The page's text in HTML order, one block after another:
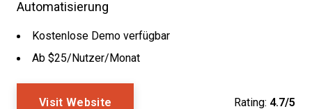
Automatisierung
Kostenlose Demo verfügbar
Ab $25/Nutzer/Monat
Visit Website Rating: 4.7/5